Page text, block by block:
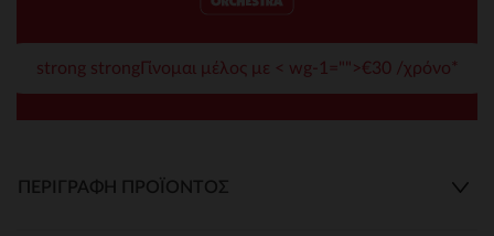
strong strongΓίνομαι μέλος με < wg-1="">€30 /χρόνο*
ΠΕΡΙΓΡΑΦΉ ΠΡΟΪΌΝΤΟΣ